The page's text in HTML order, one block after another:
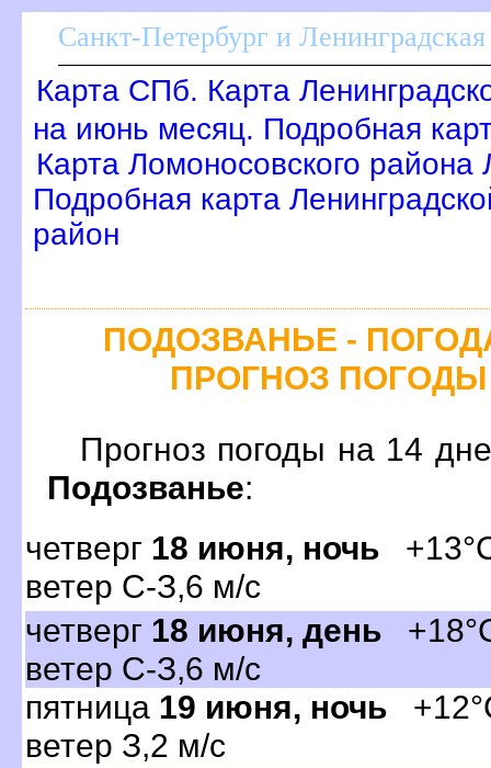
Санкт-Петербург и Ленинградская
Карта СПб. Карта
на июнь месяц. Подробная
Карта Ломоносовского района
Подробная карта
район
ПОДОЗВАНЬЕ -
ПРОГНОЗ
Прогноз погоды на 14
Подозванье:
четвер 18 июня, ночь
етер С-З,6 м/с
четвер 18 июня, день
етер С-З,6 м/с
пятница 19 июня, ночь
етер З,2 м/с